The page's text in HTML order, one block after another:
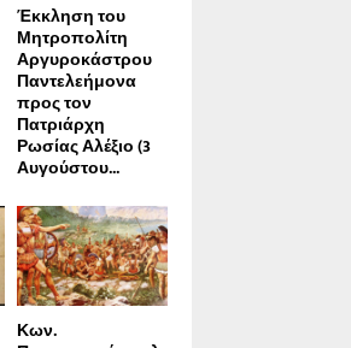
Έκκληση του
Μητροπολίτη
Αργυροκάστρου
Παντελεήμονα
προς τον
Πατριάρχη
Ρωσίας Αλέξιο (3
Αυγούστου...
Κων.